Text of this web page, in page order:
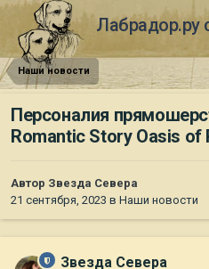
Лабрадор.ру
Наши новости
Персоналия
Romantic Story Oasis of
Автор Звезда Севера
21 сентября, 2023 в Наши новости
Звезда Севера